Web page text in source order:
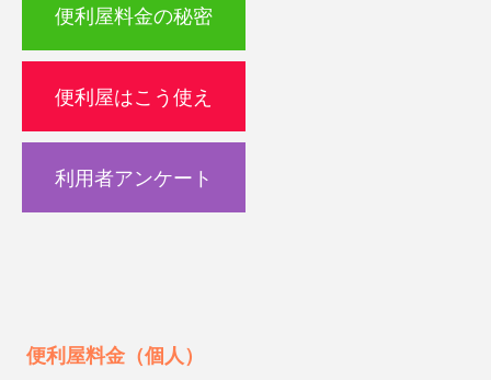
便利屋料金の秘密
便利屋はこう使え
利用者アンケート
便利屋料金（個人）